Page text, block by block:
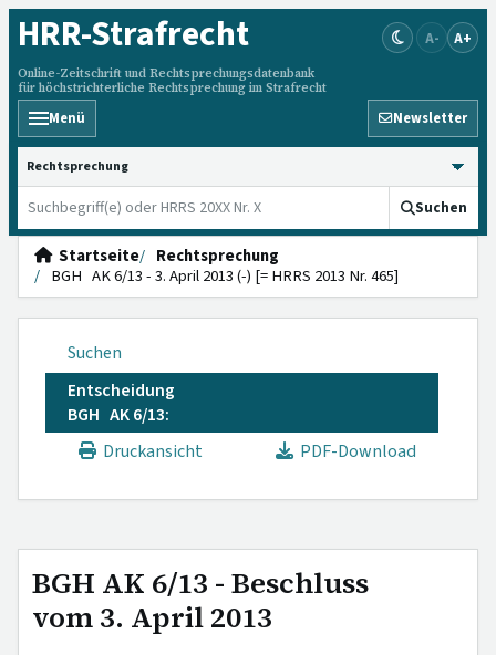
HRR-Strafrecht
Online-Zeitschrift und Rechtsprechungsdatenbank
für höchstrichterliche Rechtsprechung im Strafrecht
A- A+
Menü Newsletter
HRRS durchsuchen
Suchen
Startseite
Rechtsprechung
BGH AK 6/13 - 3. April 2013 (-) [= HRRS 2013 Nr. 465]
Suchen
Entscheidung
BGH AK 6/13:
Druckansicht
PDF-Download
BGH AK 6/13 - Beschluss
vom 3. April 2013